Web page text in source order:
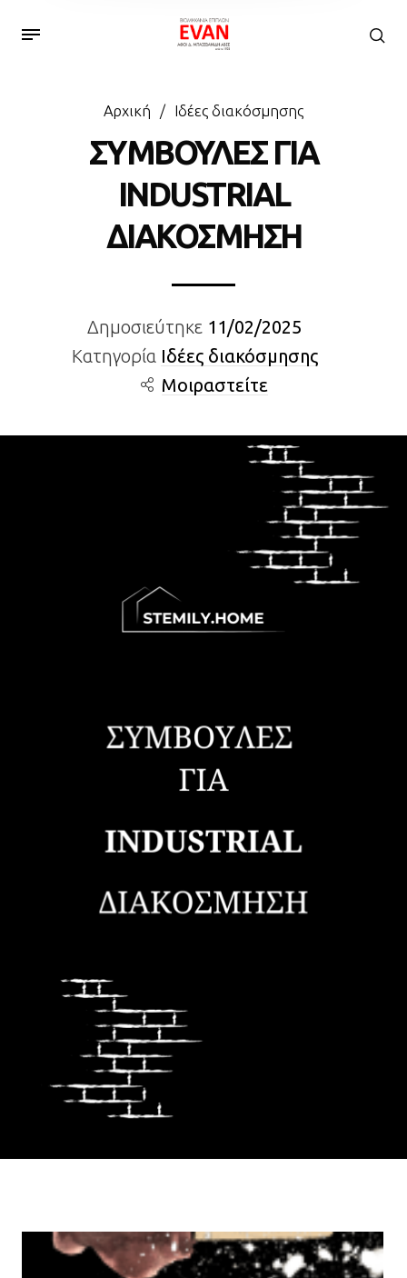
Αρχική / Ιδέες διακόσμησης
ΣΥΜΒΟΥΛΕΣ ΓΙΑ
INDUSTRIAL
ΔΙΑΚΟΣΜΗΣΗ
Δημοσιεύτηκε 11/02/2025
Κατηγορία Ιδέες διακόσμησης
Μοιραστείτε